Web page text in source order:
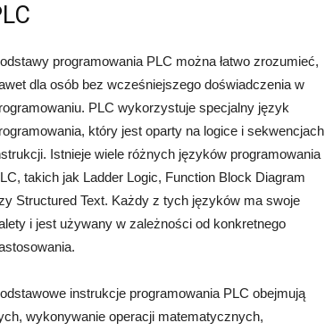
programowania PLC można łatwo zrozumieć,
dla osób bez wcześniejszego doświadczenia w
PLC wykorzystuje specjalny język
który jest oparty na logice i sekwencjach
Istnieje wiele różnych języków programowania
takich jak Ladder Logic, Function Block Diagram
Structured Text. Każdy z tych języków ma swoje
i jest używany w zależności od konkretnego
instrukcje programowania PLC obejmują
wykonywanie operacji matematycznych,